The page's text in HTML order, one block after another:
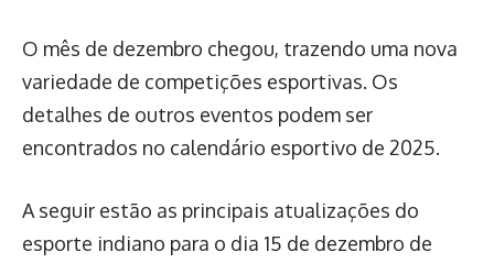
O mês de dezembro chegou, trazendo uma nova
variedade de competições esportivas. Os
detalhes de outros eventos podem ser
encontrados no calendário esportivo de 2025.
A seguir estão as principais atualizações do
esporte indiano para o dia 15 de dezembro de